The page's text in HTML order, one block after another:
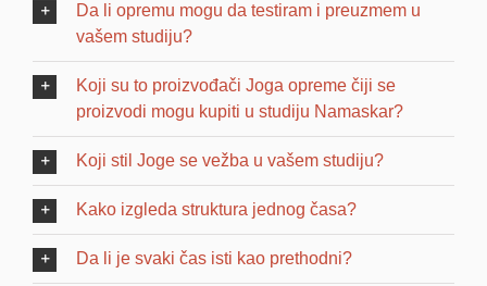
Da li opremu mogu da testiram i preuzmem u
vašem studiju?
Koji su to proizvođači Joga opreme čiji se
proizvodi mogu kupiti u studiju Namaskar?
Koji stil Joge se vežba u vašem studiju?
Kako izgleda struktura jednog časa?
Da li je svaki čas isti kao prethodni?